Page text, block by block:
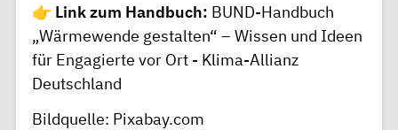
👉 Link zum Handbuch: BUND-Handbuch
„Wärmewende gestalten“ – Wissen und Ideen
für Engagierte vor Ort - Klima-Allianz
Deutschland
Bildquelle: Pixabay.com